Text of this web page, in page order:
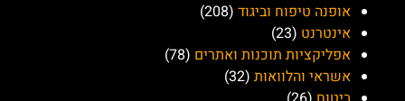
אופנה טיפוח וביגוד (208)
אינטרנט (23)
אפליקציות תוכנות ואתרים (78)
אשראי והלוואות (32)